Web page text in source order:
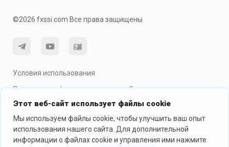
Этот веб-сайт использует файлы cookie
Мы используем файлы cookie, чтобы улучшить ваш опыт
использования нашего сайта. Для дополнительной
информации о файлах cookie и управления ими нажмите
©2026 fxssi.com Все права защищены
Условия использования
Политика конфиденциальности
О рисках
Использование cookie
Веб-сайт управляется FXSSI LTD Регистрационный номер: 13534801